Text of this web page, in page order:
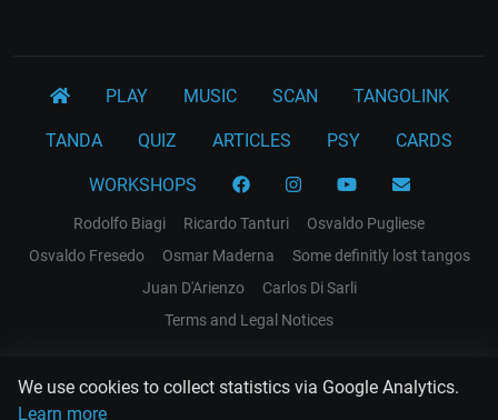
We use cookies to collect statistics via Google Analytics.
Learn more
PLAY MUSIC SCAN TANGOLINK
TANDA QUIZ ARTICLES PSY CARDS
WORKSHOPS
Rodolfo Biagi Ricardo Tanturi
Osvaldo Pugliese
Osvaldo Fresedo
Osmar Maderna
Some definitly lost tangos
Juan D'Arienzo
Carlos Di Sarli
Terms and Legal Notices
EL RECODO TANGO